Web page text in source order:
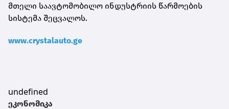
მთელი საავტომობილო ინდუსტრიის წარმოების
სისტემა შეცვალოს.
www.crystalauto.ge
undefined
ეკონომიკა